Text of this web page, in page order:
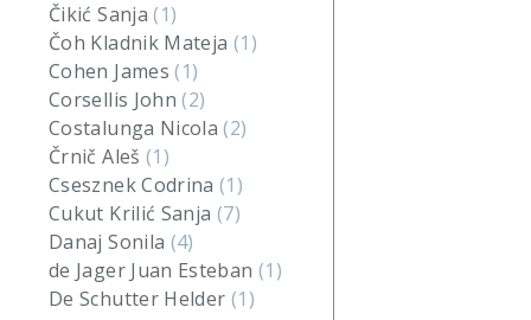
Čikić Sanja(1)
Čoh Kladnik Mateja (1)
Cohen James(1)
Corsellis John(2)
Costalunga Nicola(2)
Črnič Aleš (1)
Csesznek Codrina(1)
Cukut Krilić Sanja (7)
Danaj Sonila (4)
de Jager Juan Esteban (1)
De Schutter Helder (1)